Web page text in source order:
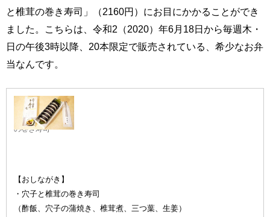
と椎茸の巻き寿司」（2160円）にお目にかかることができ
ました。こちらは、令和2（2020）年6月18日から毎週木・
日の午後3時以降、20本限定で販売されている、希少なお弁
当なんです。
穴子と椎茸
の巻き寿司
【おしながき】
・穴子と椎茸の巻き寿司
（酢飯、穴子の蒲焼き、椎茸煮、三つ葉、生姜）